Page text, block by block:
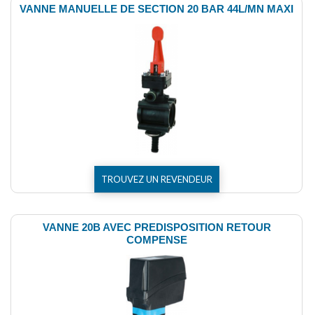
VANNE MANUELLE DE SECTION 20 BAR 44L/MN MAXI
TROUVEZ UN REVENDEUR
VANNE 20B AVEC PREDISPOSITION RETOUR
COMPENSE